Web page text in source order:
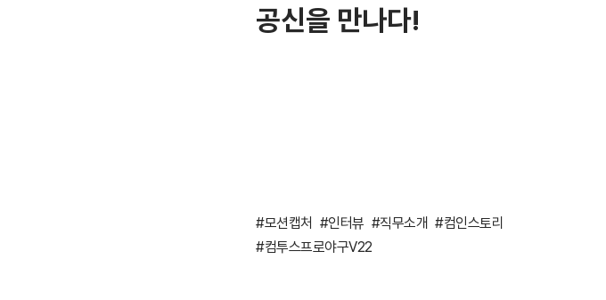
공신을 만나다!
#모션캡처 #인터뷰 #직무소개 #컴인스토리
#컴투스프로야구V22